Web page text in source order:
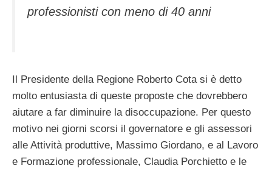
professionisti con meno di 40 anni
Il Presidente della Regione Roberto Cota si è detto
molto entusiasta di queste proposte che dovrebbero
aiutare a far diminuire la disoccupazione. Per questo
motivo nei giorni scorsi il governatore e gli assessori
alle Attività produttive, Massimo Giordano, e al Lavoro
e Formazione professionale, Claudia Porchietto e le